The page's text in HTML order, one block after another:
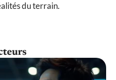
du terrain.